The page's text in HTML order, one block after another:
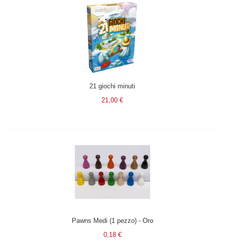
21 giochi minuti
21,00 €
Pawns Medi (1 pezzo) - Oro
0,18 €